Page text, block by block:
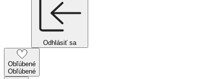
Odhlásiť sa
Obľúbené
Obľúbené